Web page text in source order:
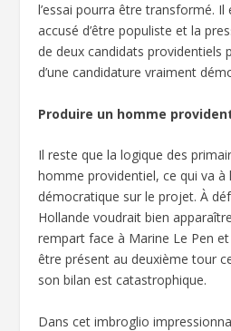
l’essai pourra être transformé. Il
accusé d’être populiste et la
de deux candidats providentiels
d’une candidature vraiment
Produire un homme
Il reste que la logique des
homme providentiel, ce qui va à
démocratique sur le projet. À
Hollande voudrait bien
rempart face à Marine Le Pen
être présent au deuxième tour
son bilan est catastrophique.
Dans cet imbroglio